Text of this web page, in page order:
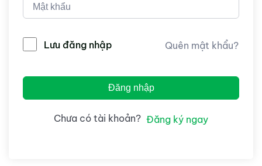
Lưu đăng nhập Quên mật khẩu?
Đăng nhập
Chưa có tài khoản? Đăng ký ngay